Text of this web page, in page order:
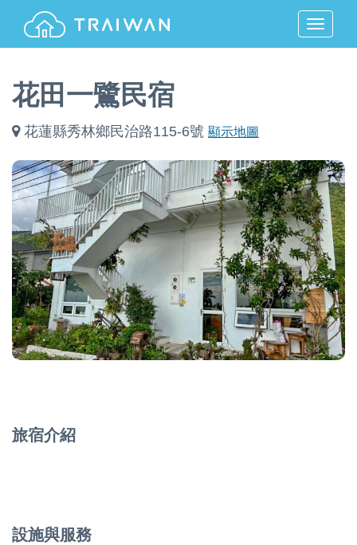
MENU
花田一鷺民宿
花蓮縣秀林鄉民治路115-6號 顯示地圖
旅宿介紹
設施與服務